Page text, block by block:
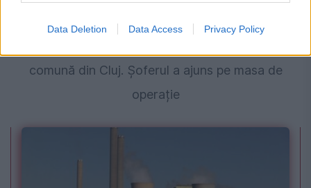
Data Deletion Data Access Privacy Policy
„Ambulanța neagră” care fură copii. Medicii au
comună din Cluj. Șoferul a ajuns pe masa de
operație